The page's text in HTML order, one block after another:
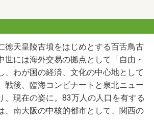
徳天皇陵古墳をはじめとする百舌鳥古
世には海外交易の拠点として「自由・
、わが国の経済、文化の中心地として
戦後、臨海コンビナートと泉北ニュー
、現在の姿に。83万人の人口を有する
、南大阪の中核的都市として、関西の